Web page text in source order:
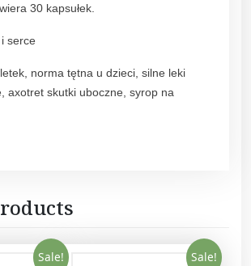
30 kapsułek.
i serce
norma tętna u dzieci, silne leki
axotret skutki uboczne, syrop na
Sale! Sale!